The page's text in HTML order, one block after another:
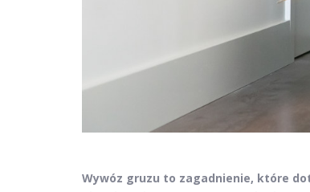
Wywóz gruzu to zagadnienie, które